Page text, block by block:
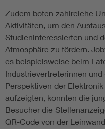
Zudem boten zahlreiche
Aktivitäten, um den
Studieninteressierten und
Atmosphäre zu fördern.
es beispielsweise beim
Industrievertreterinnen
Perspektiven der
aufzeigten, konnten die
Besucher die
QR-Code von der